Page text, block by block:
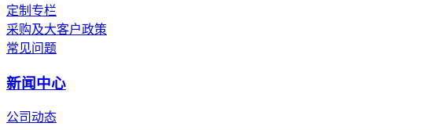
定制专栏
采购及大客户政策
常见问题
新闻中心
公司动态